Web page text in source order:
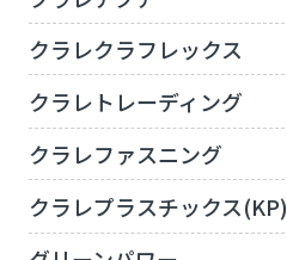
クラレクラフレックス
クラレトレーディング
クラレファスニング
クラレプラスチックス(KP)